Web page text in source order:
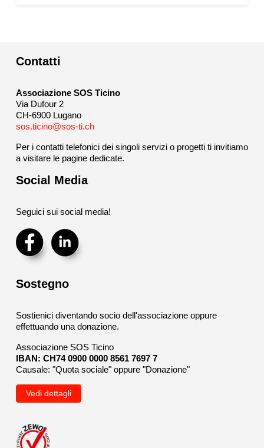
Contatti
Associazione SOS Ticino
Via Dufour 2
CH-6900 Lugano
sos.ticino@sos-ti.ch
Per i contatti telefonici dei singoli servizi o progetti ti invitiamo
a visitare le pagine dedicate.
Social Media
Seguici sui social media!
Sostegno
Sostienici diventando socio dell'associazione oppure
effettuando una donazione.
Associazione SOS Ticino
IBAN: CH74 0900 0000 8561 7697 7
Causale: "Quota sociale" oppure "Donazione"
Vedi dettagli